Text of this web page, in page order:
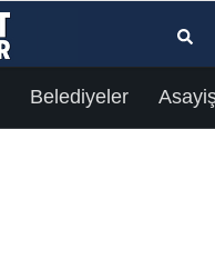
Belediyeler